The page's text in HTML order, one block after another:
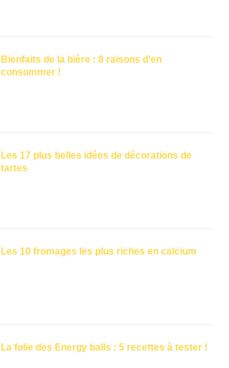
Bienfaits de la bière : 8 raisons d’en
consommer !
Les 17 plus belles idées de décorations de
tartes
Les 10 fromages les plus riches en calcium
La folie des Energy balls : 5 recettes à tester !